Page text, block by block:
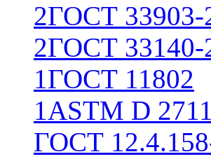
2ГОСТ 33903-
2ГОСТ 33140-
1ГОСТ 11802
1ASTM D
ГОСТ